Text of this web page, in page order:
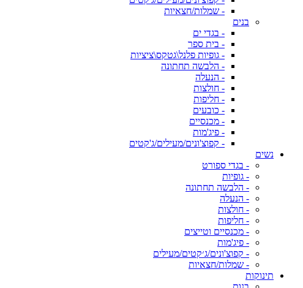
- שמלות/חצאיות
בנים
- בגדי ים
- בית ספר
- גופיות פלנל\גטקס\ציציות
- הלבשה תחתונה
- הנעלה
- חולצות
- חליפות
- כובעים
- מכנסיים
- פיג'מות
- קפוצ'ונים/מעילים/ג'קטים
נשים
- בגדי ספורט
- גופיות
- הלבשה תחתונה
- הנעלה
- חולצות
- חליפות
- מכנסיים וטייצים
- פיג'מות
- קפוצ'ונים/ג׳קטים/מעילים
- שמלות/חצאיות
תינוקות